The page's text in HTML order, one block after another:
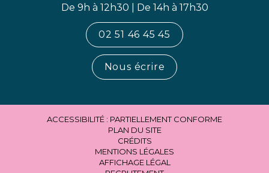
De 9h à 12h30 | De 14h à 17h30
02 51 46 45 45
Nous écrire
ACCESSIBILITÉ : PARTIELLEMENT CONFORME
PLAN DU SITE
CRÉDITS
MENTIONS LÉGALES
AFFICHAGE LÉGAL